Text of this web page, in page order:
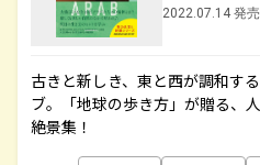
2022.07.14 発売
古きと新しき、東と西が調和す
ブ。「地球の歩き方」が贈る、
絶景集！